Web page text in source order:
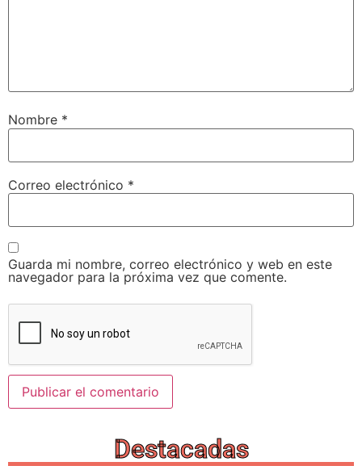
Nombre *
Correo electrónico *
Guarda mi nombre, correo electrónico y web en este
navegador para la próxima vez que comente.
Destacadas